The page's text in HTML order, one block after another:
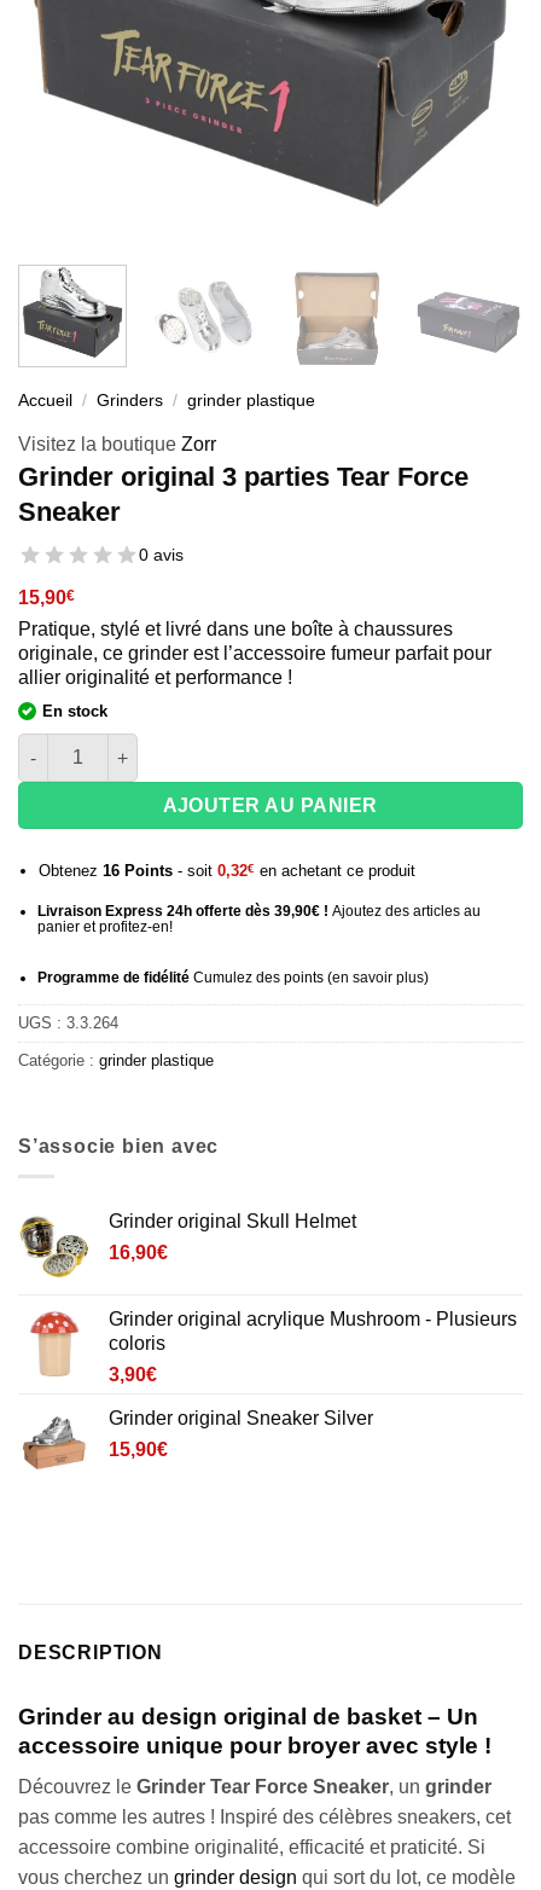
Accueil / Grinders / grinder plastique
Visitez la boutique Zorr
Grinder original 3 parties Tear Force
Sneaker
0 avis
15,90€
Pratique, stylé et livré dans une boîte à chaussures
originale, ce grinder est l’accessoire fumeur parfait pour
allier originalité et performance !
En stock
quantité de Grinder original 3 parties Tear Force Sneaker
AJOUTER AU PANIER
Obtenez 16Points- soit 0,32€ en achetant ce produit
Livraison Express 24h offerte dès 39,90€ ! Ajoutez des articles au
panier et profitez-en!
Programme de fidélitéCumulez des points (en savoir plus)
UGS : 3.3.264
Catégorie : grinder plastique
S’associe bien avec
Grinder original Skull Helmet
16,90€
Grinder original acrylique Mushroom - Plusieurs
coloris
3,90€
Grinder original Sneaker Silver
15,90€
DESCRIPTION
Grinder au design original de basket – Un
accessoire unique pour broyer avec style !
Découvrez le Grinder Tear Force Sneaker, un grinder
pas comme les autres ! Inspiré des célèbres sneakers, cet
accessoire combine originalité, efficacité et praticité. Si
vous cherchez un grinder design qui sort du lot, ce modèle